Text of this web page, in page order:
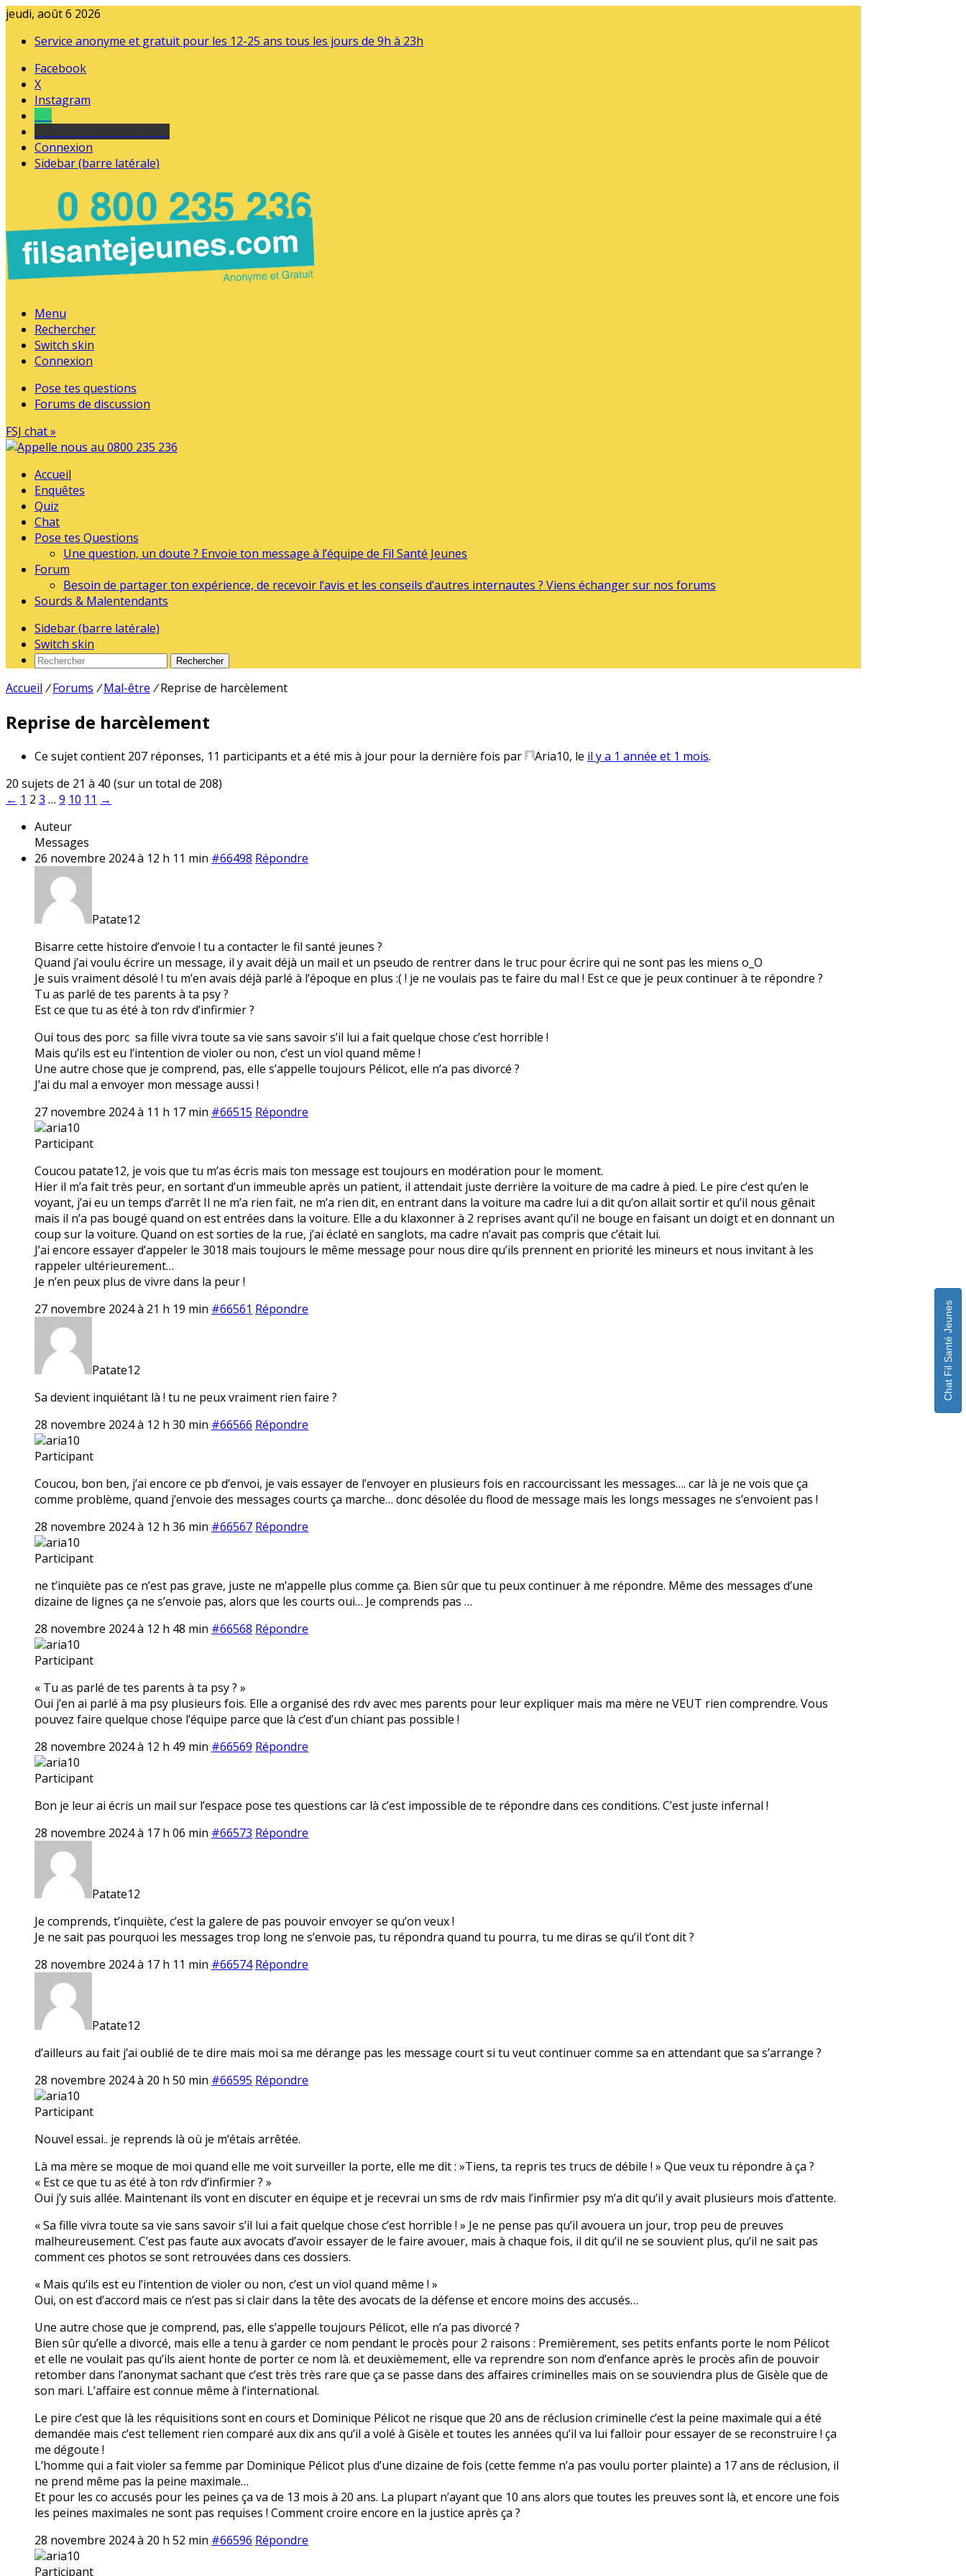
jeudi, août 6 2026
Service anonyme et gratuit pour les 12-25 ans tous les jours de 9h à 23h
Facebook
X
Instagram
Connexion
Sidebar (barre latérale)
Menu
Rechercher
Switch skin
Connexion
Pose tes questions
Forums de discussion
FSJ chat »
Accueil
Enquêtes
Quiz
Chat
Pose tes Questions
Une question, un doute ? Envoie ton message à l’équipe de Fil Santé Jeunes
Forum
Besoin de partager ton expérience, de recevoir l’avis et les conseils d’autres internautes ? Viens échanger sur nos forums
Sourds & Malentendants
Sidebar (barre latérale)
Switch skin
Rechercher
Accueil / Forums / Mal-être / Reprise de harcèlement
Reprise de harcèlement
Ce sujet contient 207 réponses, 11 participants et a été mis à jour pour la dernière fois par Aria10, le il y a 1 année et 1 mois.
20 sujets de 21 à 40 (sur un total de 208)
← 1 2 3 … 9 10 11 →
Auteur
Messages
26 novembre 2024 à 12 h 11 min #66498 Répondre
Patate12
Bisarre cette histoire d’envoie ! tu a contacter le fil santé jeunes ?
Quand j’ai voulu écrire un message, il y avait déjà un mail et un pseudo de rentrer dans le truc pour écrire qui ne sont pas les miens o_O
Je suis vraiment désolé ! tu m’en avais déjà parlé à l’époque en plus :( ! je ne voulais pas te faire du mal ! Est ce que je peux continuer à te répondre ?
Tu as parlé de tes parents à ta psy ?
Est ce que tu as été à ton rdv d’infirmier ?
Oui tous des porc sa fille vivra toute sa vie sans savoir s’il lui a fait quelque chose c’est horrible !
Mais qu’ils est eu l’intention de violer ou non, c’est un viol quand même !
Une autre chose que je comprend, pas, elle s’appelle toujours Pélicot, elle n’a pas divorcé ?
J’ai du mal a envoyer mon message aussi !
27 novembre 2024 à 11 h 17 min #66515 Répondre
aria10
Participant
Coucou patate12, je vois que tu m’as écris mais ton message est toujours en modération pour le moment.
Hier il m’a fait très peur, en sortant d’un immeuble après un patient, il attendait juste derrière la voiture de ma cadre à pied. Le pire c’est qu’en le
voyant, j’ai eu un temps d’arrêt Il ne m’a rien fait, ne m’a rien dit, en entrant dans la voiture ma cadre lui a dit qu’on allait sortir et qu’il nous gênait
mais il n’a pas bougé quand on est entrées dans la voiture. Elle a du klaxonner à 2 reprises avant qu’il ne bouge en faisant un doigt et en donnant un
coup sur la voiture. Quand on est sorties de la rue, j’ai éclaté en sanglots, ma cadre n’avait pas compris que c’était lui.
J’ai encore essayer d’appeler le 3018 mais toujours le même message pour nous dire qu’ils prennent en priorité les mineurs et nous invitant à les
rappeler ultérieurement…
Je n’en peux plus de vivre dans la peur !
27 novembre 2024 à 21 h 19 min #66561 Répondre
Patate12
Sa devient inquiétant là ! tu ne peux vraiment rien faire ?
28 novembre 2024 à 12 h 30 min #66566 Répondre
aria10
Participant
Coucou, bon ben, j’ai encore ce pb d’envoi, je vais essayer de l’envoyer en plusieurs fois en raccourcissant les messages…. car là je ne vois que ça
comme problème, quand j’envoie des messages courts ça marche… donc désolée du flood de message mais les longs messages ne s’envoient pas !
28 novembre 2024 à 12 h 36 min #66567 Répondre
aria10
Participant
ne t’inquiète pas ce n’est pas grave, juste ne m’appelle plus comme ça. Bien sûr que tu peux continuer à me répondre. Même des messages d’une
dizaine de lignes ça ne s’envoie pas, alors que les courts oui… Je comprends pas …
28 novembre 2024 à 12 h 48 min #66568 Répondre
aria10
Participant
« Tu as parlé de tes parents à ta psy ? »
Oui j’en ai parlé à ma psy plusieurs fois. Elle a organisé des rdv avec mes parents pour leur expliquer mais ma mère ne VEUT rien comprendre. Vous
pouvez faire quelque chose l’équipe parce que là c’est d’un chiant pas possible !
28 novembre 2024 à 12 h 49 min #66569 Répondre
aria10
Participant
Bon je leur ai écris un mail sur l’espace pose tes questions car là c’est impossible de te répondre dans ces conditions. C’est juste infernal !
28 novembre 2024 à 17 h 06 min #66573 Répondre
Patate12
Je comprends, t’inquiète, c’est la galere de pas pouvoir envoyer se qu’on veux !
Je ne sait pas pourquoi les messages trop long ne s’envoie pas, tu répondra quand tu pourra, tu me diras se qu’il t’ont dit ?
28 novembre 2024 à 17 h 11 min #66574 Répondre
Patate12
d’ailleurs au fait j’ai oublié de te dire mais moi sa me dérange pas les message court si tu veut continuer comme sa en attendant que sa s’arrange ?
28 novembre 2024 à 20 h 50 min #66595 Répondre
aria10
Participant
Nouvel essai.. je reprends là où je m’étais arrêtée.
Là ma mère se moque de moi quand elle me voit surveiller la porte, elle me dit : »Tiens, ta repris tes trucs de débile ! » Que veux tu répondre à ça ?
« Est ce que tu as été à ton rdv d’infirmier ? »
Oui j’y suis allée. Maintenant ils vont en discuter en équipe et je recevrai un sms de rdv mais l’infirmier psy m’a dit qu’il y avait plusieurs mois d’attente.
« Sa fille vivra toute sa vie sans savoir s’il lui a fait quelque chose c’est horrible ! » Je ne pense pas qu’il avouera un jour, trop peu de preuves
malheureusement. C’est pas faute aux avocats d’avoir essayer de le faire avouer, mais à chaque fois, il dit qu’il ne se souvient plus, qu’il ne sait pas
comment ces photos se sont retrouvées dans ces dossiers.
« Mais qu’ils est eu l’intention de violer ou non, c’est un viol quand même ! »
Oui, on est d’accord mais ce n’est pas si clair dans la tête des avocats de la défense et encore moins des accusés…
Une autre chose que je comprend, pas, elle s’appelle toujours Pélicot, elle n’a pas divorcé ?
Bien sûr qu’elle a divorcé, mais elle a tenu à garder ce nom pendant le procès pour 2 raisons : Premièrement, ses petits enfants porte le nom Pélicot
et elle ne voulait pas qu’ils aient honte de porter ce nom là. et deuxièmement, elle va reprendre son nom d’enfance après le procès afin de pouvoir
retomber dans l’anonymat sachant que c’est très très rare que ça se passe dans des affaires criminelles mais on se souviendra plus de Gisèle que de
son mari. L’affaire est connue même à l’international.
Le pire c’est que là les réquisitions sont en cours et Dominique Pélicot ne risque que 20 ans de réclusion criminelle c’est la peine maximale qui a été
demandée mais c’est tellement rien comparé aux dix ans qu’il a volé à Gisèle et toutes les années qu’il va lui falloir pour essayer de se reconstruire ! ça
me dégoute !
L’homme qui a fait violer sa femme par Dominique Pélicot plus d’une dizaine de fois (cette femme n’a pas voulu porter plainte) a 17 ans de réclusion, il
ne prend même pas la peine maximale…
Et pour les co accusés pour les peines ça va de 13 mois à 20 ans. La plupart n’ayant que 10 ans alors que toutes les preuves sont là, et encore une fois
les peines maximales ne sont pas requises ! Comment croire encore en la justice après ça ?
28 novembre 2024 à 20 h 52 min #66596 Répondre
aria10
Participant
Chat Fil Santé Jeunes